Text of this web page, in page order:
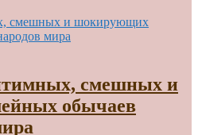
смешных и
обычаев